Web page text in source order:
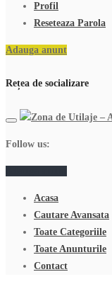
Profil
Reseteaza Parola
Adauga anunt
Rețea de socializare
Follow us:
Acasa
Cautare Avansata
Toate Categoriile
Toate Anunturile
Contact